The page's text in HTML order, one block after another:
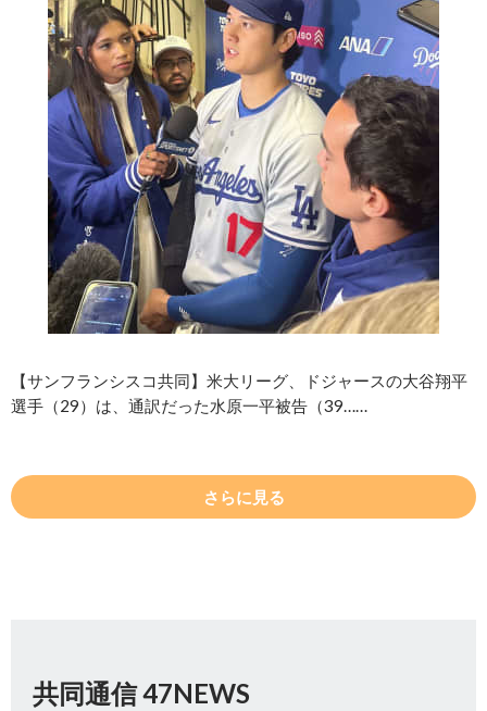
【サンフランシスコ共同】米大リーグ、ドジャースの大谷翔平
選手（29）は、通訳だった水原一平被告（39……
さらに見る
共同通信 47NEWS